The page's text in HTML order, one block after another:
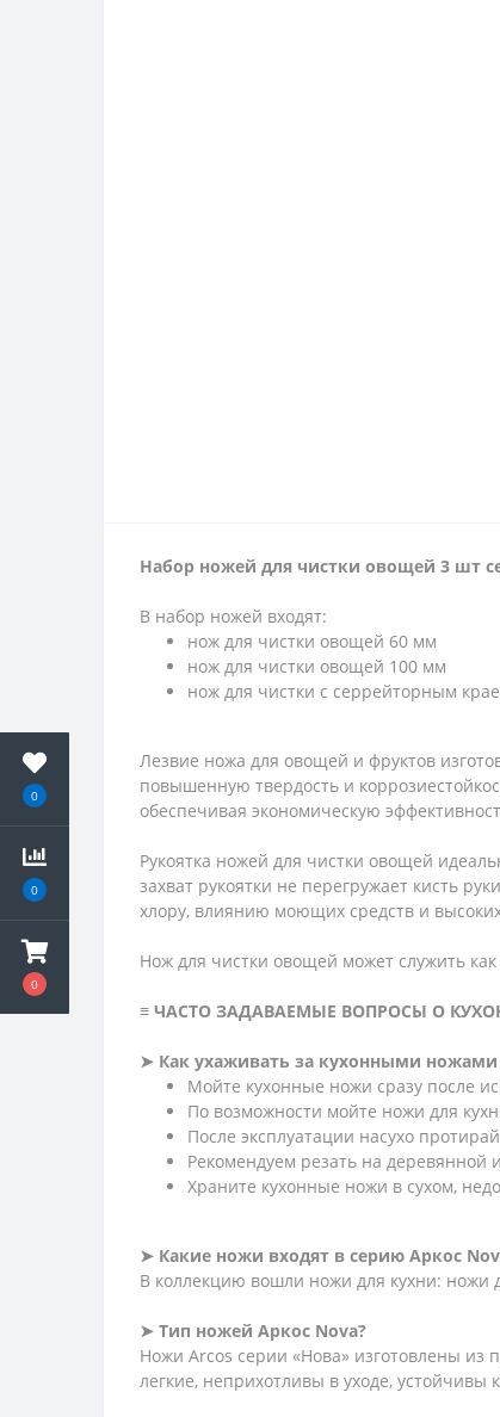
0
0
0
Набор ножей для чистки овощей 3 шт
В набор ножей входят:
нож для чистки овощей 60 мм
нож для чистки овощей 100 мм
нож для чистки с серрейторным
Лезвие ножа для овощей и фруктов
повышенную твердость и
обеспечивая экономическую
Рукоятка ножей для чистки овощей
захват рукоятки не перегружает кисть
хлору, влиянию моющих средств и
Нож для чистки овощей может служить
≡ ЧАСТО ЗАДАВАЕМЫЕ ВОПРОСЫ О
➤ Как ухаживать за кухонными ножами
Мойте кухонные ножи сразу после
По возможности мойте ножи для
После эксплуатации насухо
Рекомендуем резать на деревянной
Храните кухонные ножи в сухом,
➤ Какие ножи входят в серию Аркос
В коллекцию вошли ножи для кухни: ножи
➤ Тип ножей Аркос Nova?
Ножи Arcos серии «Нова» изготовлены
легкие, неприхотливы в уходе, устойчивы